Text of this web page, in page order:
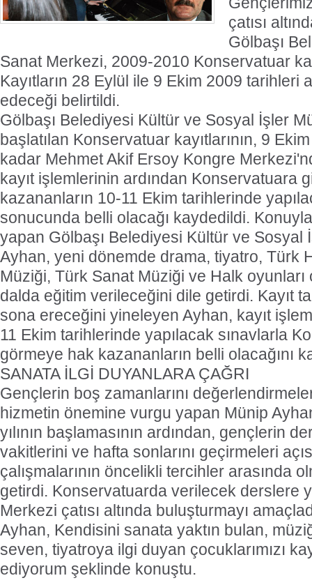
çatısı
Gölbaşı
Sanat Merkezi, 2009-2010 Konservatuar
Kayıtların 28 Eylül ile 9 Ekim 2009 tarihleri
edeceği belirtildi.
Gölbaşı Belediyesi Kültür ve Sosyal İşler
başlatılan Konservatuar kayıtlarının, 9
kadar Mehmet Akif Ersoy Kongre
kayıt işlemlerinin ardından Konservatuara
kazananların 10-11 Ekim tarihlerinde
sonucunda belli olacağı kaydedildi.
yapan Gölbaşı Belediyesi Kültür ve Sosyal
Ayhan, yeni dönemde drama, tiyatro, Türk
Müziği, Türk Sanat Müziği ve Halk
dalda eğitim verileceğini dile getirdi. Kayıt
sona ereceğini yineleyen Ayhan, kayıt
11 Ekim tarihlerinde yapılacak sınavlarla
görmeye hak kazananların belli olacağını
SANATA İLGİ DUYANLARA ÇAĞRI
Gençlerin boş zamanlarını
hizmetin önemine vurgu yapan Münip
yılının başlamasının ardından, gençlerin
vakitlerini ve hafta sonlarını geçirmeleri
çalışmalarının öncelikli tercihler arasında
getirdi. Konservatuarda verilecek derslere
Merkezi çatısı altında buluşturmayı
Ayhan, Kendisini sanata yaktın bulan,
seven, tiyatroya ilgi duyan çocuklarımızı
ediyorum şeklinde konuştu.